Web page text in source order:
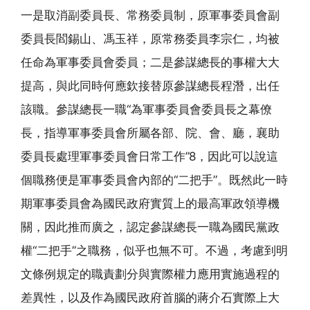
一是取消副委員長、常務委員制，原軍事委員會副
委員長閻錫山、馮玉祥，原常務委員李宗仁，均被
任命為軍事委員會委員；二是參謀總長的事權大大
提高，與此同時何應欽接替原參謀總長程潛，出任
該職。參謀總長一職“為軍事委員會委員長之幕僚
長，指導軍事委員會所屬各部、院、會、廳，襄助
委員長處理軍事委員會日常工作”8，因此可以說這
個職務便是軍事委員會內部的“二把手”。既然此一時
期軍事委員會為國民政府實質上的最高軍政領導機
關，因此推而廣之，認定參謀總長一職為國民黨政
權“二把手”之職務，似乎也無不可。不過，考慮到明
文條例規定的職責劃分與實際權力應用實施過程的
差異性，以及作為國民政府首腦的蔣介石實際上大